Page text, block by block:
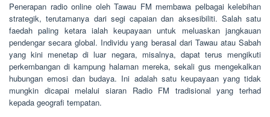
Penerapan radio online oleh Tawau FM membawa pelbagai kelebihan
strategik, terutamanya dari segi capaian dan aksesibiliti. Salah satu
faedah paling ketara ialah keupayaan untuk meluaskan jangkauan
pendengar secara global. Individu yang berasal dari Tawau atau Sabah
yang kini menetap di luar negara, misalnya, dapat terus mengikuti
perkembangan di kampung halaman mereka, sekali gus mengekalkan
hubungan emosi dan budaya. Ini adalah satu keupayaan yang tidak
mungkin dicapai melalui siaran Radio FM tradisional yang terhad
kepada geografi tempatan.